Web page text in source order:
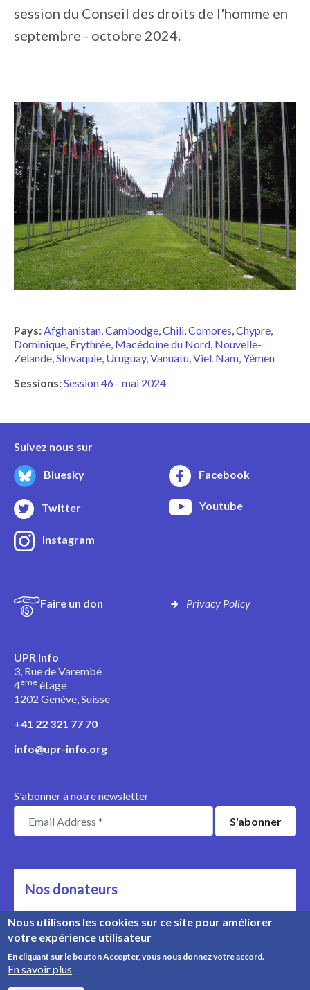
session du Conseil des droits de l'homme en
septembre - octobre 2024.
Pays:Afghanistan Cambodge Chili Comores Chypre
Dominique Érythrée Macédoine du Nord Nouvelle-
Zélande Slovaquie Uruguay Vanuatu Viet Nam Yémen
Sessions:Session 46 - mai 2024
Suivez nous sur
Bluesky Facebook
Twitter Youtube
Instagram
Faire un don Privacy Policy
UPR Info
3, Rue de Varembé
4ème étage
1202 Genève, Suisse
+41 22 321 77 70
info@upr-info.org
S'abonner à notre newsletter
Nos donateurs
Ils nous soutiennent
Rencontrez nos donateurs
© Copyright 2008-2026, UPR Info | Organisation n° CHE-
Nous utilisons les cookies sur ce site pour améliorer
votre expérience utilisateur
En cliquant sur le bouton Accepter, vous nous donnez votre accord.
En savoir plus